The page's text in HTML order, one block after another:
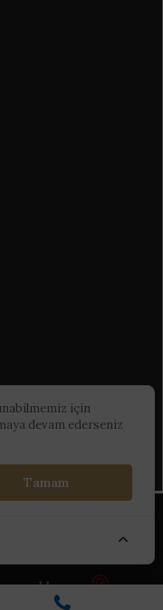
için
devam ederseniz
Tamam
by